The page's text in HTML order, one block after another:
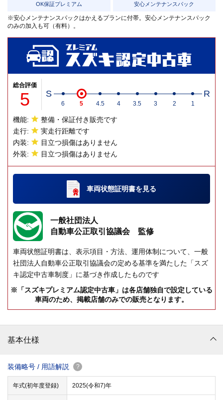
OK保証プレミアム 安心メンテナンスパック
※安心メンテナンスパックはかえるプランに付帯。安心メンテナンスパック
のみの加入も可（有料）。
総合評価
5 S R
6 5 4.5 4 3.5 3 2 1
機能:
整備・保証付き販売です
走行:
実走行距離です
内装:
目立つ損傷はありません
外装:
目立つ損傷はありません
車両状態証明書を見る
一般社団法人
自動車公正取引協議会 監修
車両状態証明書は、表示項目・方法、運用体制について、一般
社団法人自動車公正取引協議会の定める基準を満たした「スズ
キ認定中古車制度」に基づき作成したものです
※「スズキプレミアム認定中古車」は各店舗独自で設定している
車両のため、掲載店舗のみでの販売となります。
基本仕様
装備略号 / 用語解説 ?
年式(初年度登録) 2025(令和7)年